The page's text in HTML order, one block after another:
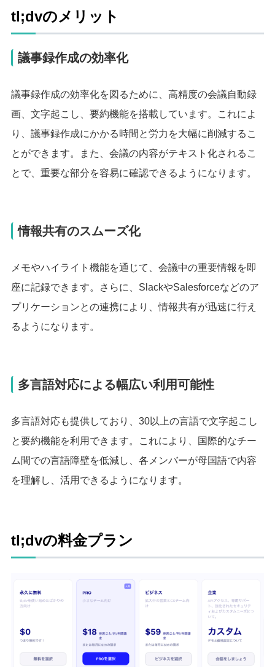
tl;dvのメリット
議事録作成の効率化
議事録作成の効率化を図るために、高精度の会議自動録
画、文字起こし、要約機能を搭載しています。これによ
り、議事録作成にかかる時間と労力を大幅に削減するこ
とができます。また、会議の内容がテキスト化されるこ
とで、重要な部分を容易に確認できるようになります。
情報共有のスムーズ化
メモやハイライト機能を通じて、会議中の重要情報を即
座に記録できます。さらに、SlackやSalesforceなどのア
プリケーションとの連携により、情報共有が迅速に行え
るようになります。
多言語対応による幅広い利用可能性
多言語対応も提供しており、30以上の言語で文字起こし
と要約機能を利用できます。これにより、国際的なチー
ム間での言語障壁を低減し、各メンバーが母国語で内容
を理解し、活用できるようになります。
tl;dvの料金プラン